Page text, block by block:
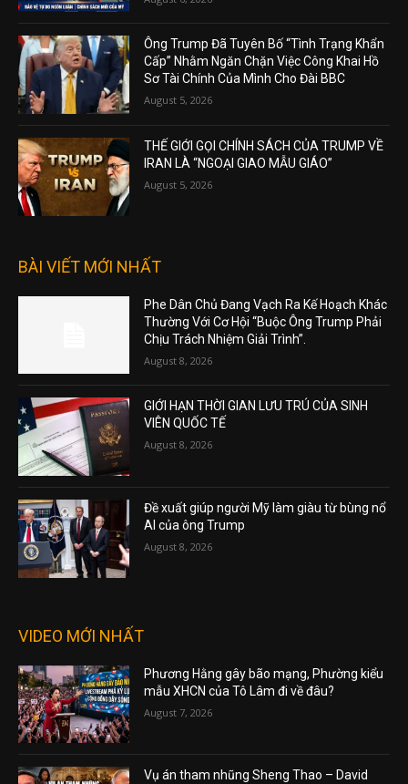
Ông Trump Đã Tuyên Bố “Tình Trạng Khẩn
Cấp” Nhằm Ngăn Chặn Việc Công Khai Hồ
Sơ Tài Chính Của Mình Cho Đài BBC
August 5, 2026
THẾ GIỚI GỌI CHÍNH SÁCH CỦA TRUMP VỀ
IRAN LÀ “NGOẠI GIAO MẪU GIÁO”
August 5, 2026
BÀI VIẾT MỚI NHẤT
Phe Dân Chủ Đang Vạch Ra Kế Hoạch Khác
Thường Với Cơ Hội “Buộc Ông Trump Phải
Chịu Trách Nhiệm Giải Trình”.
August 8, 2026
GIỚI HẠN THỜI GIAN LƯU TRÚ CỦA SINH
VIÊN QUỐC TẾ
August 8, 2026
Đề xuất giúp người Mỹ làm giàu từ bùng nổ
AI của ông Trump
August 8, 2026
VIDEO MỚI NHẤT
Phương Hằng gây bão mạng, Phường kiểu
mẫu XHCN của Tô Lâm đi về đâu?
August 7, 2026
Vụ án tham nhũng Sheng Thao – David